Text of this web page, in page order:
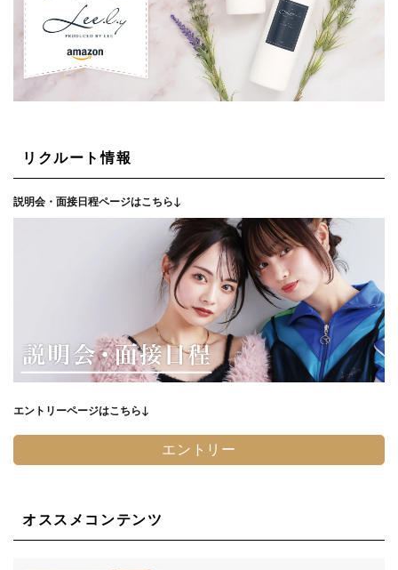
リクルート情報
説明会・面接日程ページはこちら↓
エントリーページはこちら↓
エントリー
オススメコンテンツ